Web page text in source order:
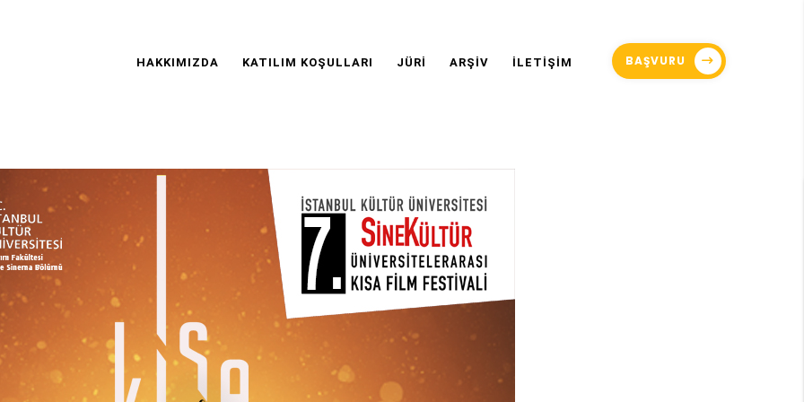
Navigation
HAKKIMIZDA KATILIM KOŞULLARI JÜRİ ARŞİV İLETİŞİM BAŞVURU